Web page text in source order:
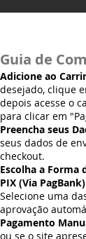
Guia de
Adicione ao
desejado, clique
depois acesse o
para clicar em
Preencha seus
seus dados de
checkout.
Escolha a Forma
PIX (Via
Selecione uma
aprovação
Pagamento
ou se o site